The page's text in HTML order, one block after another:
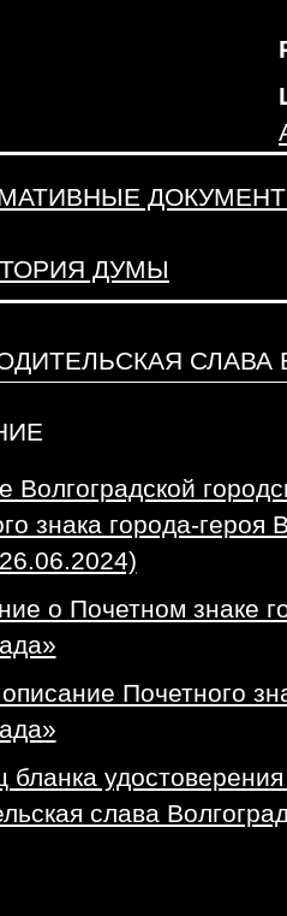
ДУМЫ
СЛАВА
Волгоградской
знака города-героя
о Почетном знаке
Почетного
бланка
слава